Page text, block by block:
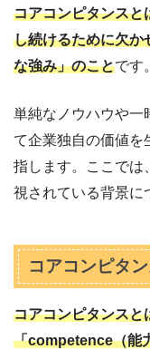
コアコンピタンスと
し続けるために欠か
な強み」のことです。
単純なノウハウや一
て企業独自の価値を
指します。ここでは
視されている背景に
コアコンピタ
コアコンピタンス
「competence（能